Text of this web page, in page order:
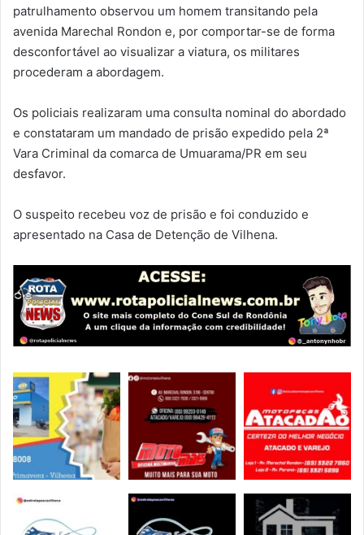
patrulhamento observou um homem transitando pela
avenida Marechal Rondon e, por comportar-se de forma
desconfortável ao visualizar a viatura, os militares
procederam a abordagem.
Os policiais realizaram uma consulta nominal do abordado
e constataram um mandado de prisão expedido pela 2ª
Vara Criminal da comarca de Umuarama/PR em seu
desfavor.
O suspeito recebeu voz de prisão e foi conduzido e
apresentado na Casa de Detenção de Vilhena.